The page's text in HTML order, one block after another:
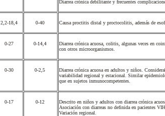
Diarrea crónica debilitante y frecuentes
2,2-18,4 0-40 Causa proctitis distal y proctocolitis, además de
0-27 0-14,4
Diarrea crónica acuosa, colitis, algunas veces en
con otros microorganismos.
0-30 0-2,5
Diarrea crónica acuosa en adultos y niños.
variabilidad regional y estacional. Similar
que en sujetos inmunocompetentes.
0-17 0-12
Descrito en niños y adultos con diarrea crónica
Asociación con diarreas no definida en pacientes VIH.
Variación regional.